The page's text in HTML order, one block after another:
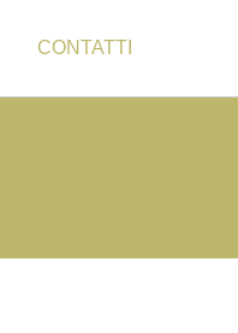
CONTATTI